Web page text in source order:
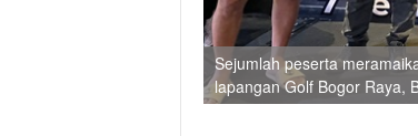
Sejumlah peserta
lapangan Golf Bogor Raya,